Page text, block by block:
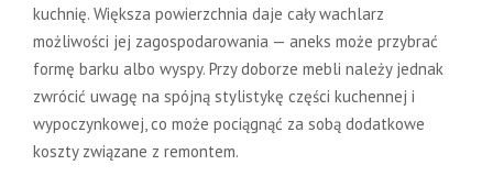
kuchnię. Większa powierzchnia daje cały wachlarz
możliwości jej zagospodarowania — aneks może przybrać
formę barku albo wyspy. Przy doborze mebli należy jednak
zwrócić uwagę na spójną stylistykę części kuchennej i
wypoczynkowej, co może pociągnąć za sobą dodatkowe
koszty związane z remontem.